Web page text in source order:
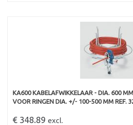
KA600 KABELAFWIKKELAAR - DIA. 600
VOOR RINGEN DIA. +/- 100-500 MM REF.
€ 348.89 excl.